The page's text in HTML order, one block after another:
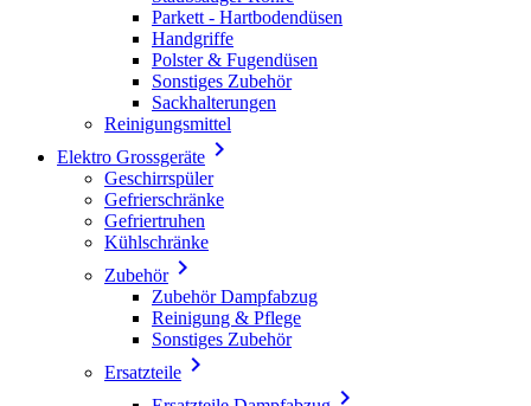
Parkett - Hartbodendüsen
Handgriffe
Polster & Fugendüsen
Sonstiges Zubehör
Sackhalterungen
Reinigungsmittel
Elektro Grossgeräte 
Geschirrspüler
Gefrierschränke
Gefriertruhen
Kühlschränke
Zubehör
Zubehör Dampfabzug
Reinigung & Pflege
Sonstiges Zubehör
Ersatzteile 
